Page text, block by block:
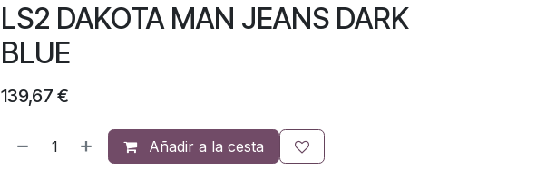
LS2 DAKOTA MAN JEANS DARK
BLUE
139,67 €
Añadir a la cesta